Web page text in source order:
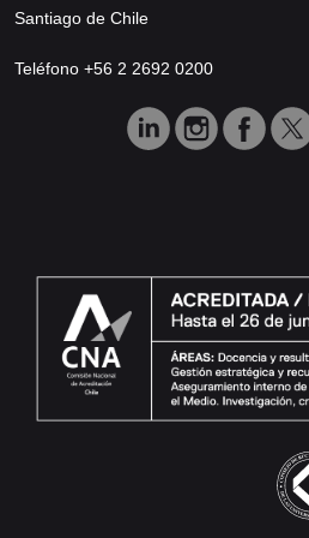
Santiago de Chile
Teléfono +56 2 2692 0200